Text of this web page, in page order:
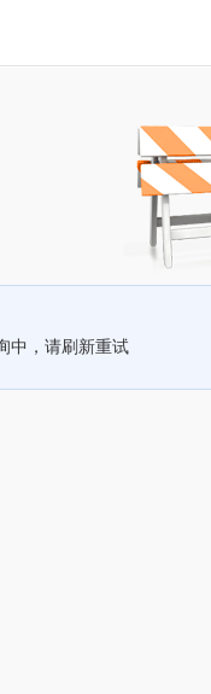
中，请刷新重试